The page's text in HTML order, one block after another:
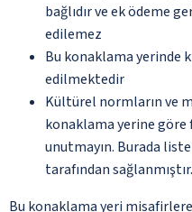
bağlıdır ve ek ödeme
edilemez
Bu konaklama yerinde
edilmektedir
Kültürel normların ve
konaklama yerine
unutmayın. Burada
tarafından sağlanmıştır.
Bu konaklama yeri